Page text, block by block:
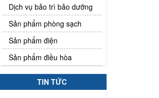
Dịch vụ bảo trì bảo dưỡng
Sản phẩm phòng sạch
Sản phẩm điện
Sản phẩm điều hòa
TIN TỨC